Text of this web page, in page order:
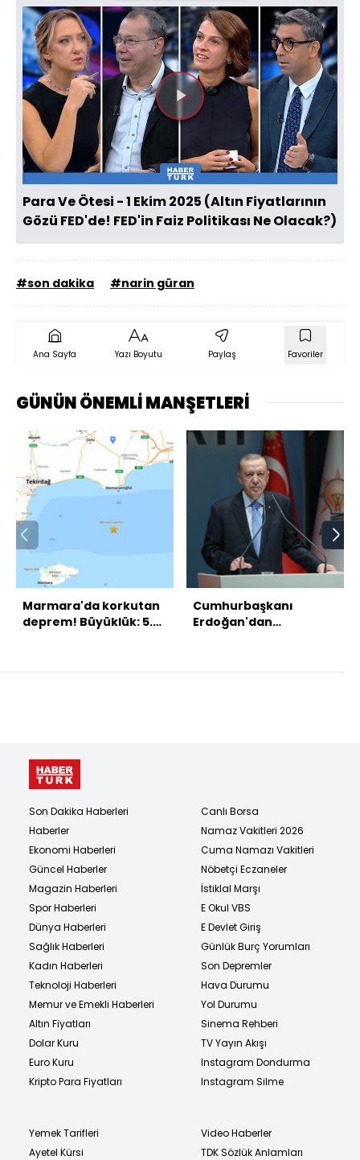
Videoyu
Para Ve Ötesi - 1 Ekim 2025 (Altın Fiyatlarının
Gözü FED'de! FED'in Faiz Politikası Ne Olacak?)
#son dakika #narin güran
Ana Sayfa Yazı Boyutu Paylaş Favoriler
GÜNÜN ÖNEMLİ MANŞETLERİ
Marmara'da korkutan
deprem! Büyüklük: 5.0
Cumhurbaşkanı
Erdoğan'dan
Son Dakika Haberleri
Haberler
Ekonomi Haberleri
Güncel Haberler
Magazin Haberleri
Spor Haberleri
Dünya Haberleri
Sağlık Haberleri
Kadın Haberleri
Teknoloji Haberleri
Memur ve Emekli Haberleri
Altın Fiyatları
Dolar Kuru
Euro Kuru
Kripto Para Fiyatları
Canlı Borsa
Namaz Vakitleri 2026
Cuma Namazı Vakitleri
Nöbetçi Eczaneler
İstiklal Marşı
E Okul VBS
E Devlet Giriş
Günlük Burç Yorumları
Son Depremler
Hava Durumu
Yol Durumu
Sinema Rehberi
TV Yayın Akışı
Instagram Dondurma
Instagram Silme
Yemek Tarifleri
Ayetel Kürsi
Video Haberler
TDK Sözlük Anlamları